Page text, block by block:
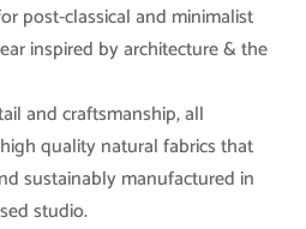
post-classical and minimalist
inspired by architecture & the
and craftsmanship, all
quality natural fabrics that
sustainably manufactured in
studio.